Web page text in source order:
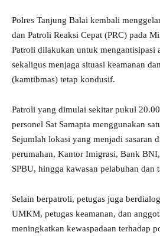
Polres Tanjung Balai kembali
dan Patroli Reaksi Cepat (PRC) pada
Patroli dilakukan untuk mengantisipasi
sekaligus menjaga situasi keamanan
(kamtibmas) tetap kondusif.
Patroli yang dimulai sekitar pukul
personel Sat Samapta menggunakan
Sejumlah lokasi yang menjadi sasaran
perumahan, Kantor Imigrasi, Bank
SPBU, hingga kawasan pelabuhan dan
Selain berpatroli, petugas juga
UMKM, petugas keamanan, dan
meningkatkan kewaspadaan terhadap